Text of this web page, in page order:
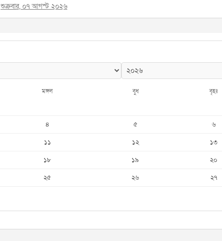
শুক্রবার, ০৭ আগস্ট ২০২৬
মঙ্গল বুধ বৃহঃ
৪ ৫ ৬
১১ ১২ ১৩
১৮ ১৯ ২০
২৫ ২৬ ২৭